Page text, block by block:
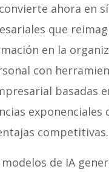
ahora en
que
en la
con
basadas
exponenciales
competitivas.
de IA